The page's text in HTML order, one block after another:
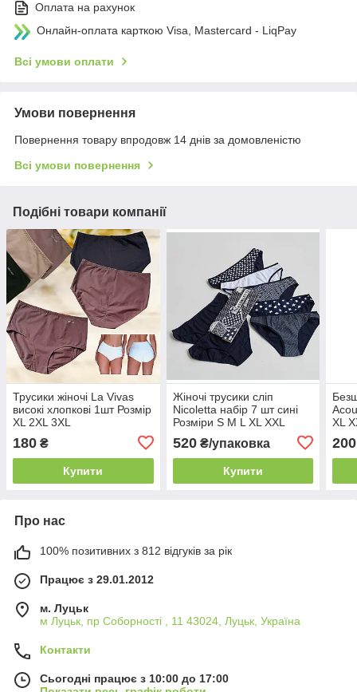
Оплата на рахунок
Онлайн-оплата карткою Visa, Mastercard - LiqPay
Всі умови оплати
Умови повернення
Повернення товару впродовж 14 днів за домовленістю
Всі умови повернення
Подібні товари компанії
Трусики жіночі La Vivas
високі хлопкові 1шт Розмір
XL 2XL 3XL
180 ₴
Купити
Жіночі трусики сліп
Nicoletta набір 7 шт сині
Розміри S M L XL XXL
520₴/упаковка
Купити
XL
200
Про нас
100% позитивних з 812 відгуків за рік
Працює з 29.01.2012
м. Луцьк
м Луцьк, пр Соборності , 11 43024, Луцьк, Україна
Контакти
Сьогодні працює з 10:00 до 17:00